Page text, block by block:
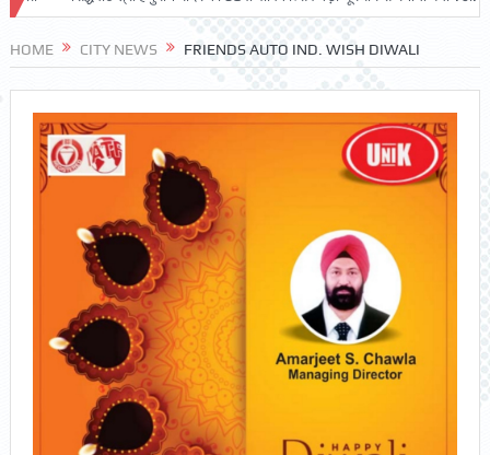
HOME CITY NEWS FRIENDS AUTO IND. WISH DIWALI